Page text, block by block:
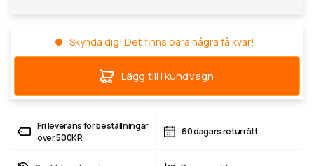
Skynda dig! Det finns bara några få kvar!
Lägg till i kundvagn
Fri leverans för beställningar
över 500KR
60 dagars returrätt